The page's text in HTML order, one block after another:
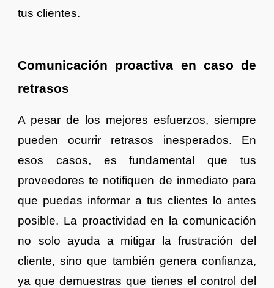
tus clientes.
Comunicación proactiva en caso de
retrasos
A pesar de los mejores esfuerzos, siempre
pueden ocurrir retrasos inesperados. En
esos casos, es fundamental que tus
proveedores te notifiquen de inmediato para
que puedas informar a tus clientes lo antes
posible. La proactividad en la comunicación
no solo ayuda a mitigar la frustración del
cliente, sino que también genera confianza,
ya que demuestras que tienes el control del